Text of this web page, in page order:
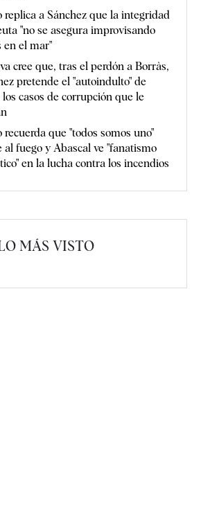
replica a Sánchez que la integridad
"no se asegura improvisando
en el mar"
cree que, tras el perdón a Borràs,
pretende el "autoindulto" de
los casos de corrupción que le
recuerda que "todos somos uno"
al fuego y Abascal ve "fanatismo
en la lucha contra los incendios
MÁS VISTO